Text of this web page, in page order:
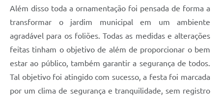
Além disso toda a ornamentação foi pensada de forma a
transformar o jardim municipal em um ambiente
agradável para os foliões. Todas as medidas e alterações
feitas tinham o objetivo de além de proporcionar o bem
estar ao público, também garantir a segurança de todos.
Tal objetivo foi atingido com sucesso, a festa foi marcada
por um clima de segurança e tranquilidade, sem registro